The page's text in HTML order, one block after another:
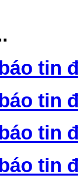
tin
tin
tin
tin